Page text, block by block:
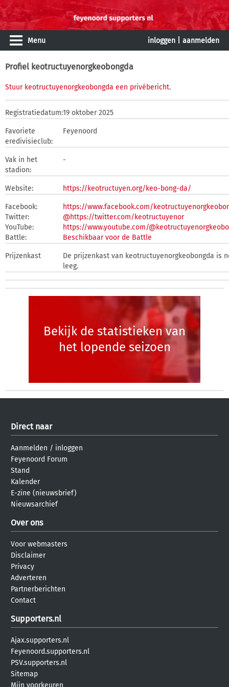
Menu inloggen aanmelden
Profiel keotructuyenorgkeobongda
Stuur keotructuyenorgkeobongda een privébericht.
Registratiedatum:19 oktober 2025
Favoriete
eredivisieclub:
Feyenoord
Vak in het
stadion:
-
Website: https://keotructuyen.org/keo-bong-da/
Facebook:
https://www.facebook.com/
Twitter:
@https://twitter.com/keotructuyenor
YouTube:
https://www.youtube.com/
Battle:
Beschikbaar voor de Battle
Prijzenkast
De prijzenkast van keotructuyenorgkeobongda is
leeg.
Bekijk de statistieken van
het lopende seizoen
Direct naar
Aanmelden / inloggen
Feyenoord Forum
Stand
Kalender
E-zine (nieuwsbrief)
Nieuwsarchief
Over ons
Voor webmasters
Disclaimer
Privacy
Adverteren
Partnerberichten
Contact
Supporters.nl
Ajax.supporters.nl
Feyenoord.supporters.nl
PSV.supporters.nl
Sitemap
Mijn voorkeuren